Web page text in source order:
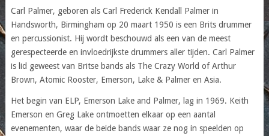
Carl Palmer, geboren als Carl Frederick Kendall Palmer in
Handsworth, Birmingham op 20 maart 1950 is een Brits drummer
en percussionist. Hij wordt beschouwd als een van de meest
gerespecteerde en invloedrijkste drummers aller tijden. Carl Palmer
is lid geweest van Britse bands als The Crazy World of Arthur
Brown, Atomic Rooster, Emerson, Lake & Palmer en Asia.
Het begin van ELP, Emerson Lake and Palmer, lag in 1969. Keith
Emerson en Greg Lake ontmoetten elkaar op een aantal
evenementen, waar de beide bands waar ze nog in speelden op